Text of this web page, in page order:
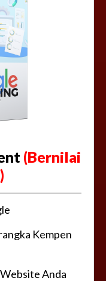
(Bernilai
Kempen
Anda